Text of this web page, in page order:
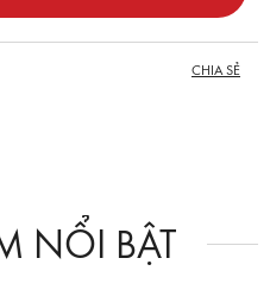
CHIA SẺ
NỔI BẬT